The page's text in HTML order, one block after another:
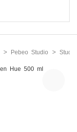
Pebeo Studio